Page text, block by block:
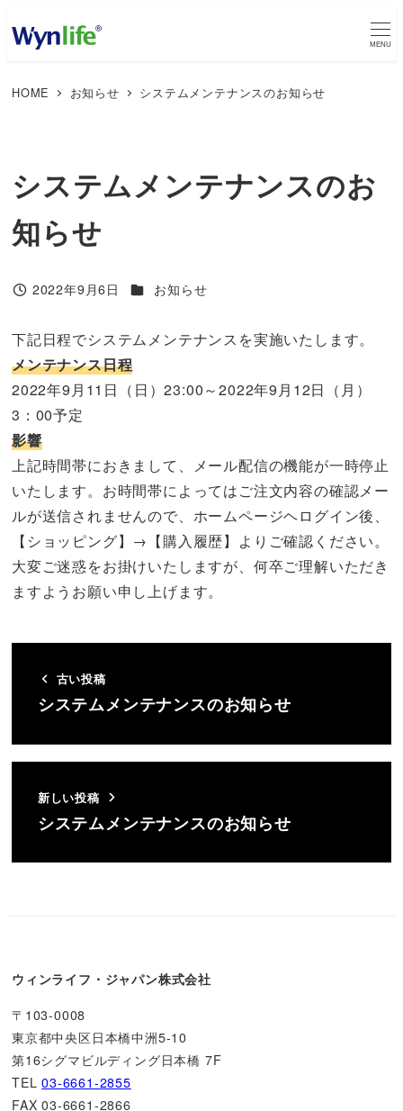
イ
コ
ツ
へ
移
MENU
HOME お知らせ システムメンテナンスのお知らせ
システムメンテナンスのお
知らせ
投稿日
2022年9月6日 カテゴリー
お知らせ
下記日程でシステムメンテナンスを実施いたします。
メンテナンス日程
2022年9月11日（日）23:00～2022年9月12日（月）
3：00予定
影響
上記時間帯におきまして、メール配信の機能が一時停止
いたします。お時間帯によってはご注文内容の確認メー
ルが送信されませんので、ホームページヘログイン後、
【ショッピング】→【購入履歴】よりご確認ください。
大変ご迷惑をお掛けいたしますが、何卒ご理解いただき
ますようお願い申し上げます。
古い投稿
システムメンテナンスのお知らせ
新しい投稿
システムメンテナンスのお知らせ
ウィンライフ・ジャパン株式会社
〒103-0008
東京都中央区日本橋中洲5-10
第16シグマビルディング日本橋 7F
TEL03-6661-2855
FAX 03-6661-2866